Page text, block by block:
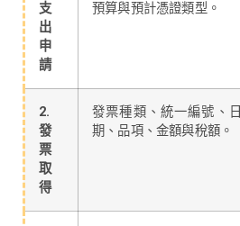
支
出
申
請
預算與預計憑證類型。
2.
發
票
取
得
發票種類、統一編號、日
期、品項、金額與稅額。